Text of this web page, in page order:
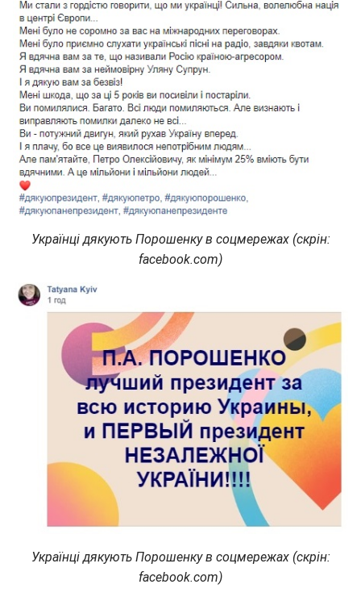
Українці дякують Порошенку в соцмережах (скрін:
facebook.com)
Українці дякують Порошенку в соцмережах (скрін:
facebook.com)